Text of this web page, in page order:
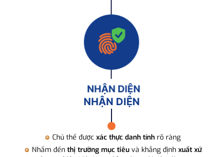
NHẬN DIỆN
Chủ thể được xác thực danh tính rõ ràng
Nhắm đến thị trường mục tiêuvà khẳng định xuất xứ